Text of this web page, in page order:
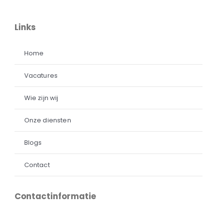
Links
Home
Vacatures
Wie zijn wij
Onze diensten
Blogs
Contact
Contactinformatie